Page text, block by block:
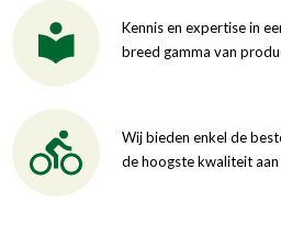
Kennis en expertise in
breed gamma van
Wij bieden enkel de
de hoogste kwaliteit aan